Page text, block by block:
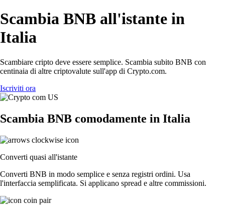
Scambia BNB all'istante in
Italia
Scambiare cripto deve essere semplice. Scambia subito BNB con
centinaia di altre criptovalute sull'app di Crypto.com.
Iscriviti ora
Scambia BNB comodamente in Italia
Converti quasi all'istante
Converti BNB in modo semplice e senza registri ordini. Usa
l'interfaccia semplificata. Si applicano spread e altre commissioni.